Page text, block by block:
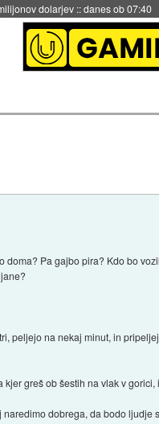
Pa gajbo pira? Kdo bo
peljejo na nekaj minut, in
greš ob šestih na vlak v
dobrega, da bodo ljudje